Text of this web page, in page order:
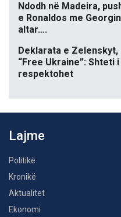
Ndodh në Madeira,
e Ronaldos me
altar….
Deklarata e
“Free Ukraine”: Shteti
respektohet
Lajme
Politikë
Kronikë
Aktualitet
Ekonomi